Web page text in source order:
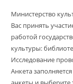
Министерство
Вас принять
работой
культуры:
Исследование
Анкета